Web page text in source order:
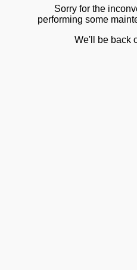
Sorry for the
performing some
We'll be back